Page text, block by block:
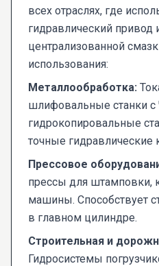
всех отраслях, где
гидравлический привод
централизованной
использования:
Металлообработка:
шлифовальные станки
гидрокопировальные
точные гидравлические
Прессовое
прессы для штамповки,
машины. Способствует
в главном цилиндре.
Строительная и
Гидросистемы